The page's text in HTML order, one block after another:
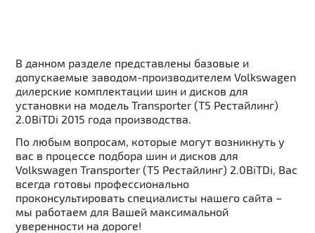
В данном разделе представлены базовые и
допускаемые заводом-производителем Volkswagen
дилерские комплектации шин и дисков для
установки на модель Transporter (T5 Рестайлинг)
2.0BiTDi 2015 года производства.
По любым вопросам, которые могут возникнуть у
вас в процессе подбора шин и дисков для
Volkswagen Transporter (T5 Рестайлинг) 2.0BiTDi, Вас
всегда готовы профессионально
проконсультировать специалисты нашего сайта –
мы работаем для Вашей максимальной
уверенности на дороге!